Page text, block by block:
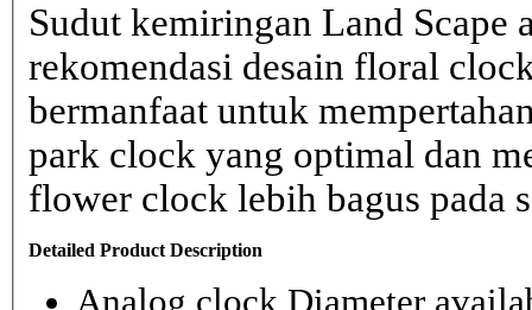
Sudut kemiringan Land Scape
rekomendasi desain floral
bermanfaat untuk
park clock yang optimal dan
flower clock lebih bagus pada
Detailed Product Description
Analog clock Diameter